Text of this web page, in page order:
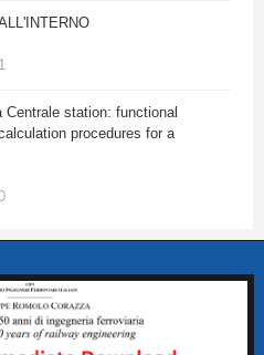
station: functional
procedures for a